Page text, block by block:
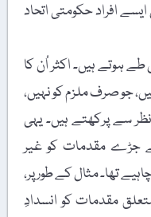
افراد حکومتی اتحاد
ہوتے ہیں۔ اکثر اُن کا
جو صرف ملزم کو نہیں،
نظر سے پرکھتے ہیں۔ یہی
سے جڑے مقدمات کو غیر
تھا۔ مثال کے طور پر،
مقدمات کو انسدادِ